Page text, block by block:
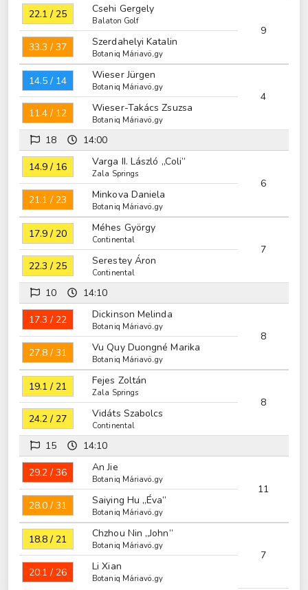
22.1 / 25 Csehi Gergely
Balaton Golf
9
33.3 / 37
Szerdahelyi Katalin
Botaniq Máriavölgy
14.5 / 14 Wieser Jürgen
Botaniq Máriavölgy
4
11.4 / 12
Wieser-Takács Zsuzsa
Botaniq Máriavölgy
18 14:00
14.9 / 16 Varga II. László „Coli”
Zala Springs
6
21.1 / 23
Minkova Daniela
Botaniq Máriavölgy
17.9 / 20 Méhes György
Continental
7
22.3 / 25
Serestey Áron
Continental
10 14:10
17.3 / 22 Dickinson Melinda
Botaniq Máriavölgy
8
27.8 / 31
Vu Quy Duongné Marika
Botaniq Máriavölgy
19.1 / 21 Fejes Zoltán
Zala Springs
8
24.2 / 27
Vidáts Szabolcs
Continental
15 14:10
29.2 / 36 An Jie
Botaniq Máriavölgy
11
28.0 / 31
Saiying Hu „Éva”
Botaniq Máriavölgy
18.8 / 21 Chzhou Nin „John”
Botaniq Máriavölgy
7
20.1 / 26
Li Xian
Botaniq Máriavölgy